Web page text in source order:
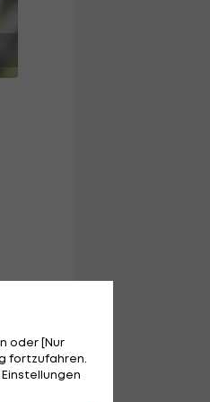
oder [Nur
fortzufahren.